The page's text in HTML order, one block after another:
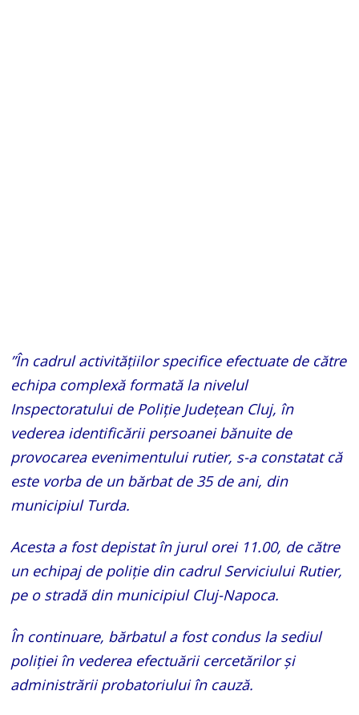
”În cadrul activitățiilor specifice efectuate de către
echipa complexă formată la nivelul
Inspectoratului de Poliție Județean Cluj, în
vederea identificării persoanei bănuite de
provocarea evenimentului rutier, s-a constatat că
este vorba de un bărbat de 35 de ani, din
municipiul Turda.
Acesta a fost depistat în jurul orei 11.00, de către
un echipaj de poliție din cadrul Serviciului Rutier,
pe o stradă din municipiul Cluj-Napoca.
În continuare, bărbatul a fost condus la sediul
poliției în vederea efectuării cercetărilor și
administrării probatoriului în cauză.